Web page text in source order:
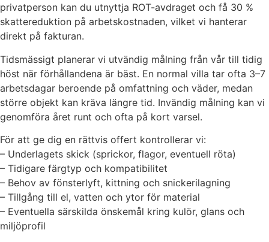
privatperson kan du utnyttja ROT-avdraget och få 30 %
skattereduktion på arbetskostnaden, vilket vi hanterar
direkt på fakturan.
Tidsmässigt planerar vi utvändig målning från vår till tidig
höst när förhållandena är bäst. En normal villa tar ofta 3–7
arbetsdagar beroende på omfattning och väder, medan
större objekt kan kräva längre tid. Invändig målning kan vi
genomföra året runt och ofta på kort varsel.
För att ge dig en rättvis offert kontrollerar vi:
– Underlagets skick (sprickor, flagor, eventuell röta)
– Tidigare färgtyp och kompatibilitet
– Behov av fönsterlyft, kittning och snickerilagning
– Tillgång till el, vatten och ytor för material
– Eventuella särskilda önskemål kring kulör, glans och
miljöprofil